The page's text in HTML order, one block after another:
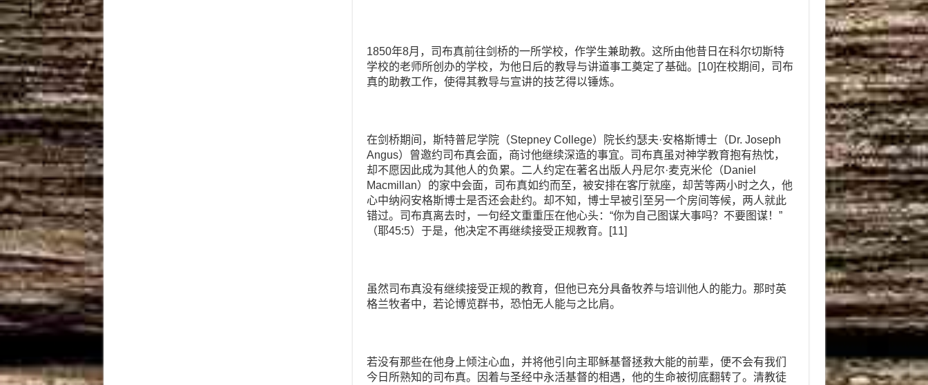
1850年8月，司布真前往剑桥的一所学校，作学生兼助教。这所由他昔日在科尔切斯特
学校的老师所创办的学校，为他日后的教导与讲道事工奠定了基础。[10]在校期间，司布
真的助教工作，使得其教导与宣讲的技艺得以锤炼。
在剑桥期间，斯特普尼学院（Stepney College）院长约瑟夫·安格斯博士（Dr. Joseph
Angus）曾邀约司布真会面，商讨他继续深造的事宜。司布真虽对神学教育抱有热忱，
却不愿因此成为其他人的负累。二人约定在著名出版人丹尼尔·麦克米伦（Daniel
Macmillan）的家中会面，司布真如约而至，被安排在客厅就座，却苦等两小时之久，他
心中纳闷安格斯博士是否还会赴约。却不知，博士早被引至另一个房间等候，两人就此
错过。司布真离去时，一句经文重重压在他心头：“你为自己图谋大事吗？不要图谋！”
（耶45:5）于是，他决定不再继续接受正规教育。[11]
虽然司布真没有继续接受正规的教育，但他已充分具备牧养与培训他人的能力。那时英
格兰牧者中，若论博览群书，恐怕无人能与之比肩。
若没有那些在他身上倾注心血，并将他引向主耶稣基督拯救大能的前辈，便不会有我们
今日所熟知的司布真。因着与圣经中永活基督的相遇，他的生命被彻底翻转了。清教徒